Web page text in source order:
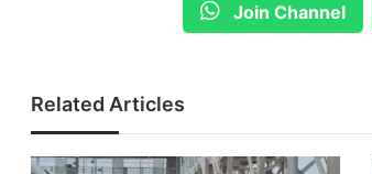
Join Channel
Related Articles